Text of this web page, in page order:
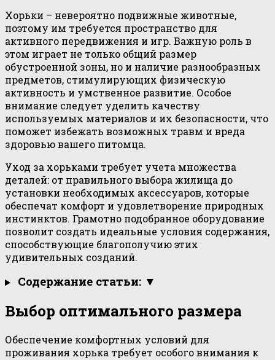
Хорьки – невероятно подвижные животные,
поэтому им требуется пространство для
активного передвижения и игр. Важную роль в
этом играет не только общий размер
обустроенной зоны, но и наличие разнообразных
предметов, стимулирующих физическую
активность и умственное развитие. Особое
внимание следует уделить качеству
используемых материалов и их безопасности, что
поможет избежать возможных травм и вреда
здоровью вашего питомца.
Уход за хорьками требует учета множества
деталей: от правильного выбора жилища до
установки необходимых аксессуаров, которые
обеспечат комфорт и удовлетворение природных
инстинктов. Грамотно подобранное оборудование
позволит создать идеальные условия содержания,
способствующие благополучию этих
удивительных созданий.
Содержание статьи: ▼
Выбор оптимального размера
Обеспечение комфортных условий для
проживания хорька требует особого внимания к